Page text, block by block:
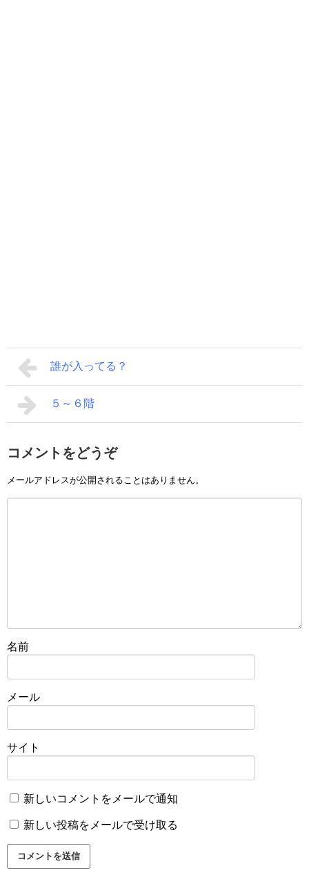
誰が入ってる？
５～６階
コメントをどうぞ
メールアドレスが公開されることはありません。
名前
メール
サイト
新しいコメントをメールで通知
新しい投稿をメールで受け取る